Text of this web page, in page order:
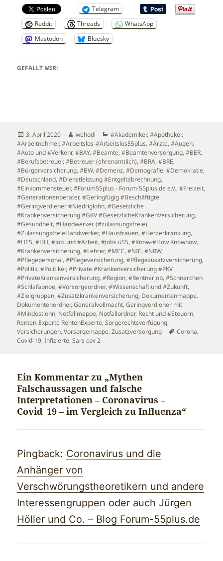
Telegram
Reddit
Threads
WhatsApp
Mastodon
Bluesky
GEFÄLLT MIR:
Veröffentlicht
am
3. April 2020 Autor
wehodi Kategorien
#Akademiker,#Apotheker,
#Arbeitnehmer,#Arbeitslos-#Arbeitslos55plus,#Ärzte,#Augen,
#Auto und #Verkehr,#BAY,#Beamte,#Beamtenversorgung,#BER,
#Berufsbetreuer,#Betreuer (ehrenamtlich),#BRA,#BRE,
#Bürgerversicherung,#BW,#Demenz,#Demografie,#Demokratie,
#Deutschland,#Dienstleistung #Entgeltabrechnung,
#Einkommensteuer,#Forum55plus - Forum-55plus.de e.V.,#Freizeit,
#Generationenberater,#Geringfügig #Beschäftigte
#Geringverdiener #Niedriglohn,#Gesetzliche
#Krankenversicherung #GKV #GesetzlicheKrankenVersicherung,
#Gesundheit,#Handwerker (#zulassungsfreie)
#ZulassungsfreieHandwerker,#Hausfrauen,#Herzerkrankung,
#HES,#HH,#Job und #Arbeit,#Jobs ü55,#Know-#How Knowhow,
#Krankenversicherung,#Lehrer,#MEC,#NIE,#NRW,
#Pflegepersonal,#Pflegeversicherung,#Pflegezusatzversicherung,
#Politik,#Politiker,#Private #Krankenversicherung #PKV
#PrivateKrankenversicherung,#Region,#Rentnerjob,#Schnarchen
#Schlafapnoe,#Vorsorgeordner,#Wissenschaft und #Zukunft,
#Zielgruppen,#Zusatzkrankenversicherung, Dokumentenmappe,
Dokumentenordner,Generalvollmacht,Geringverdiener mit
#Mindestlohn, Notfallmappe, Notfallordner, Recht und #Steuern,
Renten-Experte RentenExperte,Sorgerechtsverfügung,
Versicherungen,Vorsorgemappe,Zusatzversorgung Schlagwörter
Corona,
Covid-19,Infizierte,Sars cov 2
Ein Kommentar zu „Mythen
Falschaussagen und falsche
Interpretationen – Coronavirus –
Covid_19 – im Vergleich zu Influenza“
Pingback: Coronavirus und die
Anhänger von
Verschwörungstheoretikern und andere
Interessengruppen oder auch Jürgen
Höller und Co. – Blog Forum-55plus.de